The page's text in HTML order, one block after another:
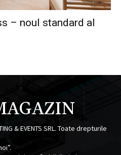
– noul standard al
& EVENTS SRL. Toate drepturile